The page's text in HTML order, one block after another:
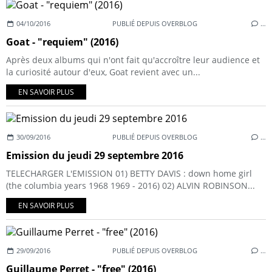
04/10/2016 PUBLIÉ DEPUIS OVERBLOG …
Goat - "requiem" (2016)
Après deux albums qui n'ont fait qu'accroître leur audience et
la curiosité autour d'eux, Goat revient avec un...
EN SAVOIR PLUS
30/09/2016 PUBLIÉ DEPUIS OVERBLOG …
Emission du jeudi 29 septembre 2016
TELECHARGER L'EMISSION 01) BETTY DAVIS : down home girl
(the columbia years 1968 1969 - 2016) 02) ALVIN ROBINSON...
EN SAVOIR PLUS
29/09/2016 PUBLIÉ DEPUIS OVERBLOG …
Guillaume Perret - "free" (2016)